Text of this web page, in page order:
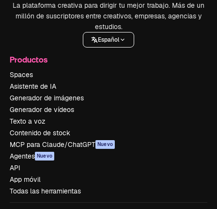
La plataforma creativa para dirigir tu mejor trabajo. Más de un
millón de suscriptores entre creativos, empresas, agencias y
estudios.
Español
Productos
Spaces
Asistente de IA
Generador de imágenes
Generador de vídeos
Texto a voz
Contenido de stock
MCP para Claude/ChatGPT Nuevo
Agentes Nuevo
API
App móvil
Todas las herramientas